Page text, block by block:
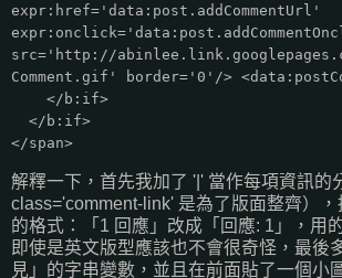
expr:href='data:post.addCommentUrl'
src='http://
Comment.gif' border='0'/>
</b:if>
</b:if>
</span>
解釋一下，首先我加了 '|' 當作每項資訊的
class='comment-link' 是為了版面整齊）
的格式：「1 回應」改成「回應: 1」，用
即使是英文版型應該也不會很奇怪，最後
見」的字串變數，並且在前面貼了一個小